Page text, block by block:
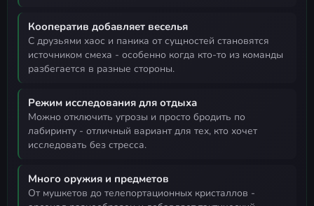
Кооператив добавляет веселья
с друзьями хаос и паника от сущностей становятся
источником смеха - особенно когда кто-то из команды
разбегается в разные стороны.
Режим исследования для отдыха
можно отключить угрозы и просто бродить по
лабиринту - отличный вариант для тех, кто хочет
исследовать без стресса.
Много оружия и предметов
от мушкетов до телепортационных кристаллов -